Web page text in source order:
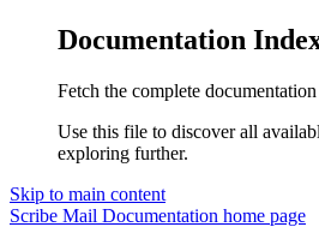
Documentation
Fetch the complete
Use this file to discover all
exploring further.
Skip to main content
Scribe Mail Documentation home page